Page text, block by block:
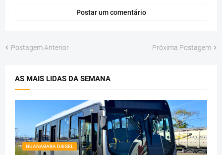
Postar um comentário
Postagem Anterior Próxima Postagem
AS MAIS LIDAS DA SEMANA
GUANABARA DIESEL